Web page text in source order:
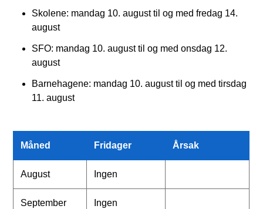
Skolene: mandag 10. august til og med fredag 14.
august
SFO: mandag 10. august til og med onsdag 12.
august
Barnehagene: mandag 10. august til og med tirsdag
11. august
Måned Fridager Årsak
August Ingen
September Ingen